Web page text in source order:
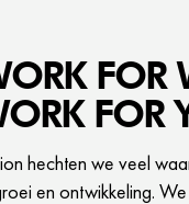
FOR
FOR
hechten we veel
en ontwikkeling.